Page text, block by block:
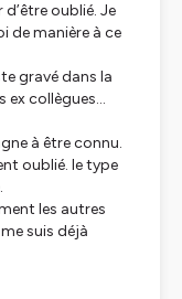
oublié. Je
de manière à ce
gravé dans la
ex collègues…
à être connu.
oublié. le type
les autres
suis déjà